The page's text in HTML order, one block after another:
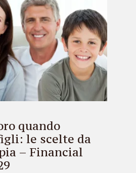
quando
le scelte da
– Financial